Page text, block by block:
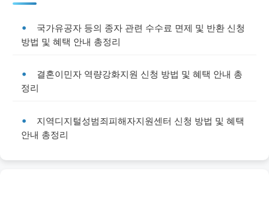
국가유공자 등의 종자 관련 수수료 면제 및 반환 신청
방법 및 혜택 안내 총정리
결혼이민자 역량강화지원 신청 방법 및 혜택 안내 총
정리
지역디지털성범죄피해자지원센터 신청 방법 및 혜택
안내 총정리